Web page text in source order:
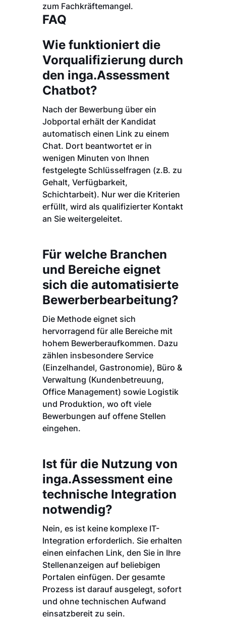
zum Fachkräftemangel.
FAQ
Wie funktioniert die
Vorqualifizierung durch
den inga.Assessment
Chatbot?
Nach der Bewerbung über ein
Jobportal erhält der Kandidat
automatisch einen Link zu einem
Chat. Dort beantwortet er in
wenigen Minuten von Ihnen
festgelegte Schlüsselfragen (z.B. zu
Gehalt, Verfügbarkeit,
Schichtarbeit). Nur wer die Kriterien
erfüllt, wird als qualifizierter Kontakt
an Sie weitergeleitet.
Für welche Branchen
und Bereiche eignet
sich die automatisierte
Bewerberbearbeitung?
Die Methode eignet sich
hervorragend für alle Bereiche mit
hohem Bewerberaufkommen. Dazu
zählen insbesondere Service
(Einzelhandel, Gastronomie), Büro &
Verwaltung (Kundenbetreuung,
Office Management) sowie Logistik
und Produktion, wo oft viele
Bewerbungen auf offene Stellen
eingehen.
Ist für die Nutzung von
inga.Assessment eine
technische Integration
notwendig?
Nein, es ist keine komplexe IT-
Integration erforderlich. Sie erhalten
einen einfachen Link, den Sie in Ihre
Stellenanzeigen auf beliebigen
Portalen einfügen. Der gesamte
Prozess ist darauf ausgelegt, sofort
und ohne technischen Aufwand
einsatzbereit zu sein.